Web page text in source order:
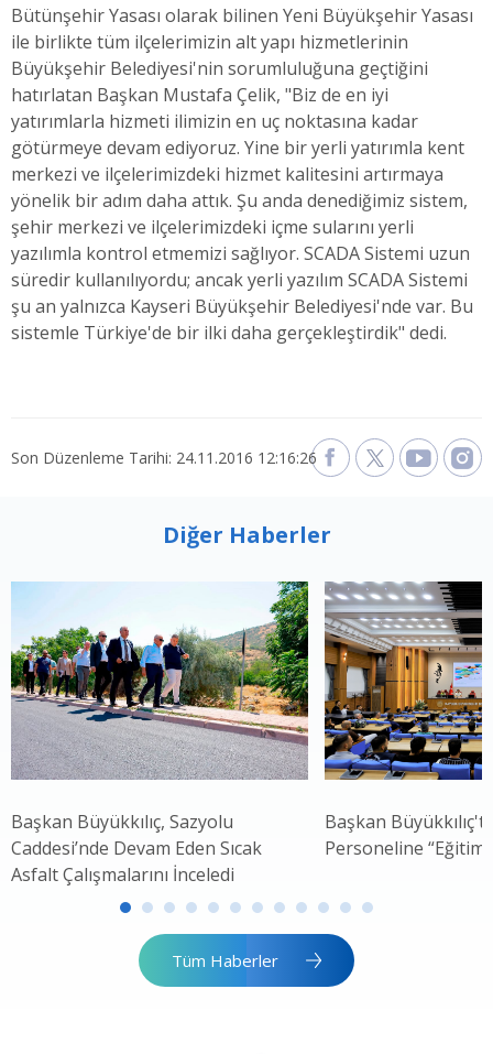
Bütünşehir Yasası olarak bilinen Yeni Büyükşehir Yasası
ile birlikte tüm ilçelerimizin alt yapı hizmetlerinin
Büyükşehir Belediyesi'nin sorumluluğuna geçtiğini
hatırlatan Başkan Mustafa Çelik, "Biz de en iyi
yatırımlarla hizmeti ilimizin en uç noktasına kadar
götürmeye devam ediyoruz. Yine bir yerli yatırımla kent
merkezi ve ilçelerimizdeki hizmet kalitesini artırmaya
yönelik bir adım daha attık. Şu anda denediğimiz sistem,
şehir merkezi ve ilçelerimizdeki içme sularını yerli
yazılımla kontrol etmemizi sağlıyor. SCADA Sistemi uzun
süredir kullanılıyordu; ancak yerli yazılım SCADA Sistemi
şu an yalnızca Kayseri Büyükşehir Belediyesi'nde var. Bu
sistemle Türkiye'de bir ilki daha gerçekleştirdik" dedi.
Son Düzenleme Tarihi: 24.11.2016 12:16:26
Diğer Haberler
Başkan Büyükkılıç, Sazyolu
Caddesi’nde Devam Eden Sıcak
Asfalt Çalışmalarını İnceledi
Başkan
Personeline
Tüm Haberler